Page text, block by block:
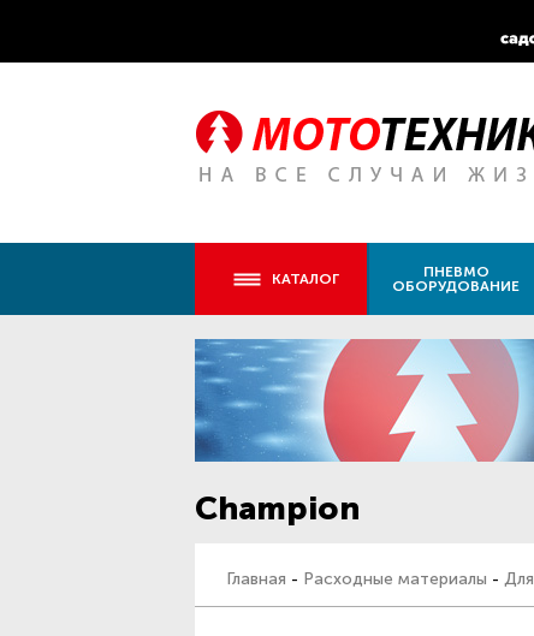
КАТАЛОГ
ПНЕВМО
ОБОРУДОВАНИЕ
Champion
Главная - Расходные материалы -